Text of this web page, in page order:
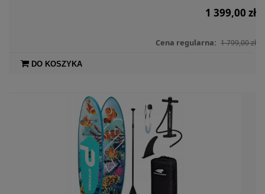
1 399,00 zł
Cena regularna: 1 799,00 zł
DO KOSZYKA